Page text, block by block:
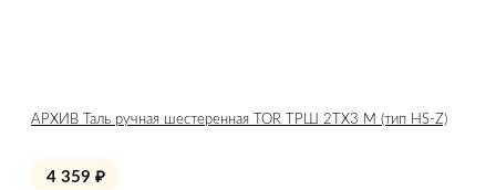
АРХИВ Таль ручная шестеренная TOR ТРШ 2ТХ3 М (тип HS-Z)
4 359 ₽